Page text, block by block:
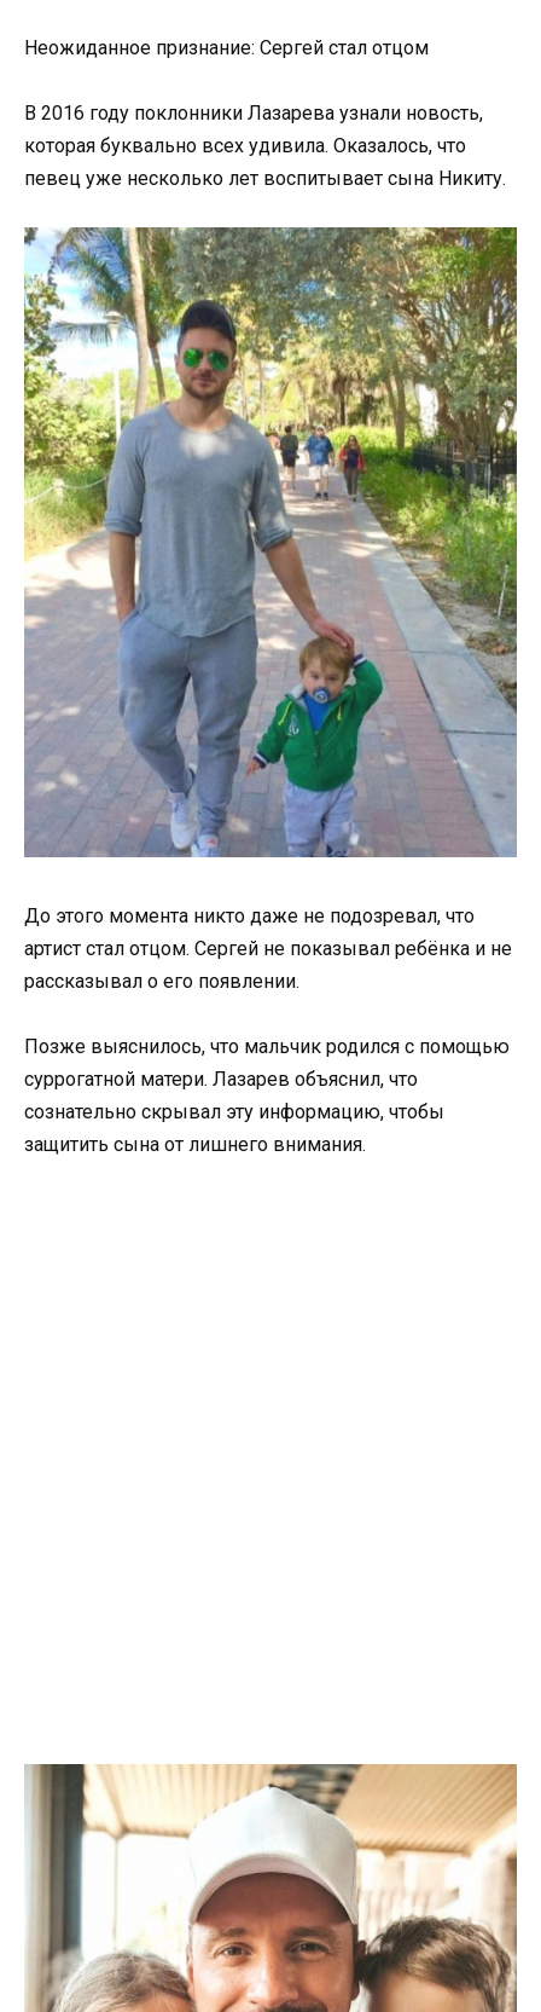
Неожиданное признание: Сергей стал отцом
В 2016 году поклонники Лазарева узнали новость,
которая буквально всех удивила. Оказалось, что
певец уже несколько лет воспитывает сына Никиту.
До этого момента никто даже не подозревал, что
артист стал отцом. Сергей не показывал ребёнка и не
рассказывал о его появлении.
Позже выяснилось, что мальчик родился с помощью
суррогатной матери. Лазарев объяснил, что
сознательно скрывал эту информацию, чтобы
защитить сына от лишнего внимания.